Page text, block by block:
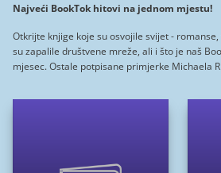
Najveći BookTok hitovi na jednom mjestu!
Otkrijte knjige koje su osvojile svijet -
su zapalile društvene mreže, ali i što je naš
mjesec. Ostale potpisane primjerke Michaela